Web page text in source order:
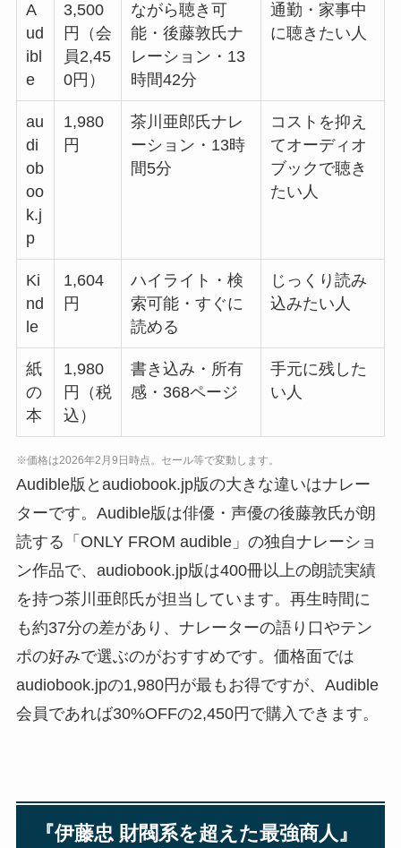
A
ud
ibl
e
3,500
円（会
員2,45
0円）
ながら聴き可
能・後藤敦氏ナ
レーション・13
時間42分
通勤・家事中
に聴きたい人
au
di
ob
oo
k.j
p
1,980
円
茶川亜郎氏ナレ
ーション・13時
間5分
コストを抑え
てオーディオ
ブックで聴き
たい人
Ki
nd
le
1,604
円
ハイライト・検
索可能・すぐに
読める
じっくり読み
込みたい人
紙
の
本
1,980
円（税
込）
書き込み・所有
感・368ページ
手元に残した
い人
※価格は2026年2月9日時点。セール等で変動します。
Audible版とaudiobook.jp版の大きな違いはナレー
ターです。Audible版は俳優・声優の後藤敦氏が朗
読する「ONLY FROM audible」の独自ナレーショ
ン作品で、audiobook.jp版は400冊以上の朗読実績
を持つ茶川亜郎氏が担当しています。再生時間に
も約37分の差があり、ナレーターの語り口やテン
ポの好みで選ぶのがおすすめです。価格面では
audiobook.jpの1,980円が最もお得ですが、Audible
会員であれば30%OFFの2,450円で購入できます。
『伊藤忠 財閥系を超えた最強商人』